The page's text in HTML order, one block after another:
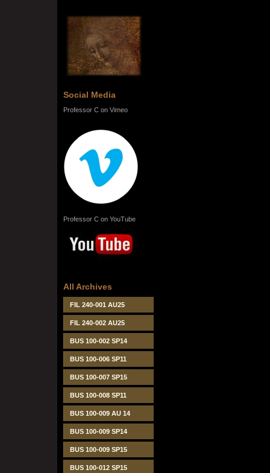
Social Media
Professor C on Vimeo
Professor C on YouTube
All Archives
FIL 240-001 AU25
FIL 240-002 AU25
BUS 100-002 SP14
BUS 100-006 SP11
BUS 100-007 SP15
BUS 100-008 SP11
BUS 100-009 AU 14
BUS 100-009 SP14
BUS 100-009 SP15
BUS 100-012 SP15